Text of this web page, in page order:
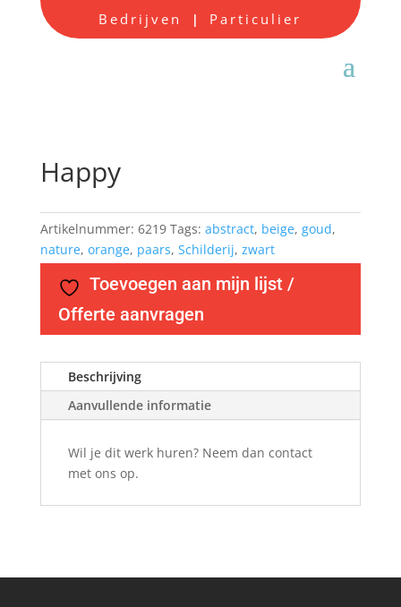
Bedrijven | Particulier
Happy
Artikelnummer: 6219 Tags: abstract, beige, goud,
nature, orange, paars, Schilderij, zwart
Toevoegen aan mijn lijst /
Offerte aanvragen
Beschrijving
Aanvullende informatie
Wil je dit werk huren? Neem dan contact
met ons op.